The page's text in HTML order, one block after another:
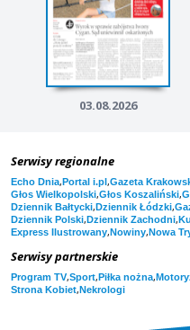
03.08.2026
Serwisy regionalne
Echo Dnia,Portal i.pl,Gazeta
Głos Wielkopolski,Głos Koszaliński,
Dziennik Bałtycki,Dziennik Łódzki,
Dziennik Polski,Dziennik Zachodni,
Express Ilustrowany,Nowiny,Nowa
Serwisy partnerskie
Program TV,Sport,Piłka nożna,
Strona Kobiet,Nekrologi